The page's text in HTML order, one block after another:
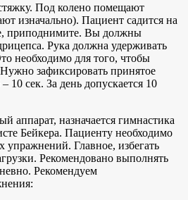
Под колено помещают
изначально). Пациент садится на
приподнимите. Вы должны
Рука должна удерживать
необходимо для того, чтобы
зафиксировать принятое
10 сек. За день допускается 10
аппарат, назначается гимнастика
Бейкера. Пациенту необходимо
Главное, избегать
Рекомендовано выполнять
Рекомендуем